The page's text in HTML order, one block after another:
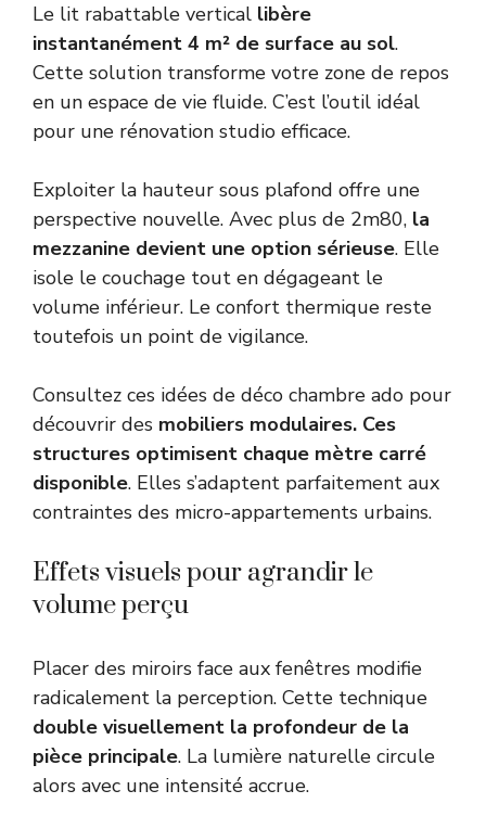
Le lit rabattable vertical libère
instantanément 4 m² de surface au sol.
Cette solution transforme votre zone de repos
en un espace de vie fluide. C’est l’outil idéal
pour une rénovation studio efficace.
Exploiter la hauteur sous plafond offre une
perspective nouvelle. Avec plus de 2m80, la
mezzanine devient une option sérieuse. Elle
isole le couchage tout en dégageant le
volume inférieur. Le confort thermique reste
toutefois un point de vigilance.
Consultez ces idées de déco chambre ado pour
découvrir des mobiliers modulaires. Ces
structures optimisent chaque mètre carré
disponible. Elles s’adaptent parfaitement aux
contraintes des micro-appartements urbains.
Effets visuels pour agrandir le
volume perçu
Placer des miroirs face aux fenêtres modifie
radicalement la perception. Cette technique
double visuellement la profondeur de la
pièce principale. La lumière naturelle circule
alors avec une intensité accrue.